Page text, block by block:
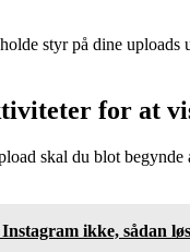
styr på dine
for at
skal du blot
ikke, sådan